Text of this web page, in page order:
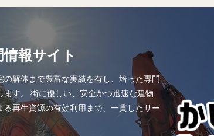
報サイト
解体まで豊富な実績を有し、培った専門
す。 街に優しい、安全かつ迅速な建物
再生資源の有効利用まで、一貫したサー